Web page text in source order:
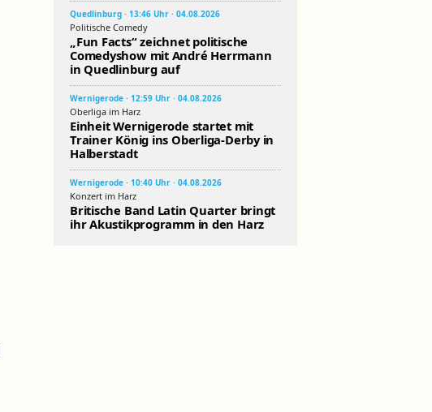
Quedlinburg · 13:46 Uhr · 04.08.2026
Politische Comedy
„Fun Facts“ zeichnet politische
Comedyshow mit André Herrmann
in Quedlinburg auf
Wernigerode · 12:59 Uhr · 04.08.2026
Oberliga im Harz
Einheit Wernigerode startet mit
Trainer König ins Oberliga-Derby in
Halberstadt
Wernigerode · 10:40 Uhr · 04.08.2026
Konzert im Harz
Britische Band Latin Quarter bringt
ihr Akustikprogramm in den Harz